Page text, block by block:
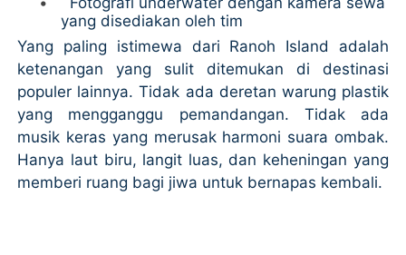
yang disediakan oleh tim
Yang paling istimewa dari Ranoh Island adalah
ketenangan yang sulit ditemukan di destinasi
populer lainnya. Tidak ada deretan warung plastik
yang mengganggu pemandangan. Tidak ada
musik keras yang merusak harmoni suara ombak.
Hanya laut biru, langit luas, dan keheningan yang
memberi ruang bagi jiwa untuk bernapas kembali.